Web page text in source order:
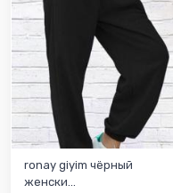
ronay giyim чёрный
женски...